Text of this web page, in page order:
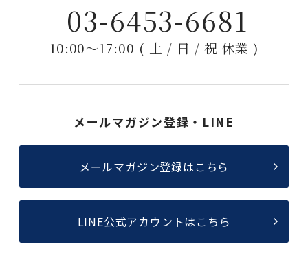
03-6453-6681
10:00〜17:00 ( 土 / 日 / 祝 休業 )
メールマガジン登録・LINE
メールマガジン登録はこちら
LINE公式アカウントはこちら